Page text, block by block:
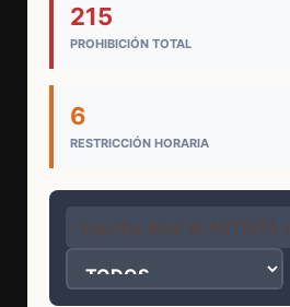
215
PROHIBICIÓN TOTAL
6
RESTRICCIÓN HORARIA